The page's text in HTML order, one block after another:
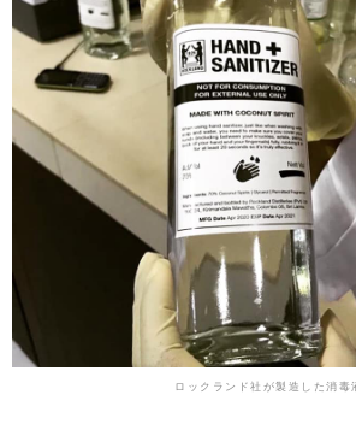
ロックランド社が製造した消毒